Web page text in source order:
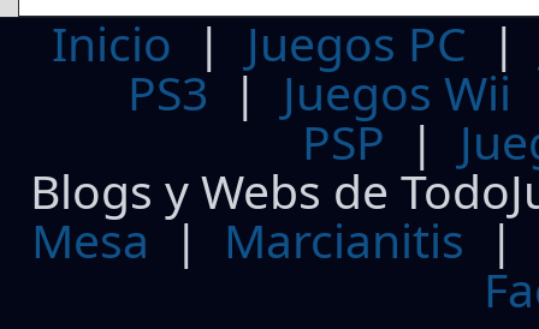
Inicio | Juegos PC
PS3| Juegos Wii
PSP |
Blogs y Webs de
Mesa | Marcianitis |